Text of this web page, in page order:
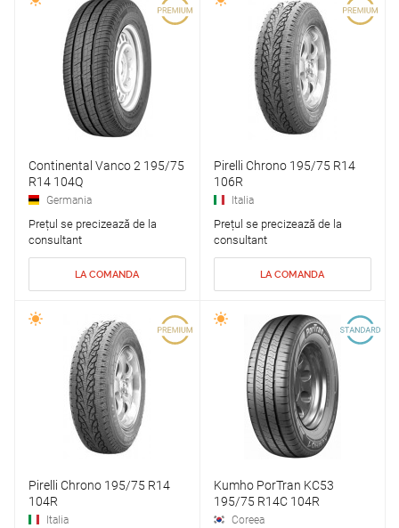
Continental Vanco 2 195/75
R14 104Q
Germania
Prețul se precizează de la
consultant
LA COMANDA
Pirelli Chrono 195/75 R14
106R
Italia
Prețul se precizează de la
consultant
LA COMANDA
Pirelli Chrono 195/75 R14
104R
Italia
Kumho PorTran KC53
195/75 R14C 104R
Coreea